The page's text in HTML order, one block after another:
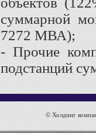
суммарной
7272 МВА);
- Прочие
подстанций
© Холдинг